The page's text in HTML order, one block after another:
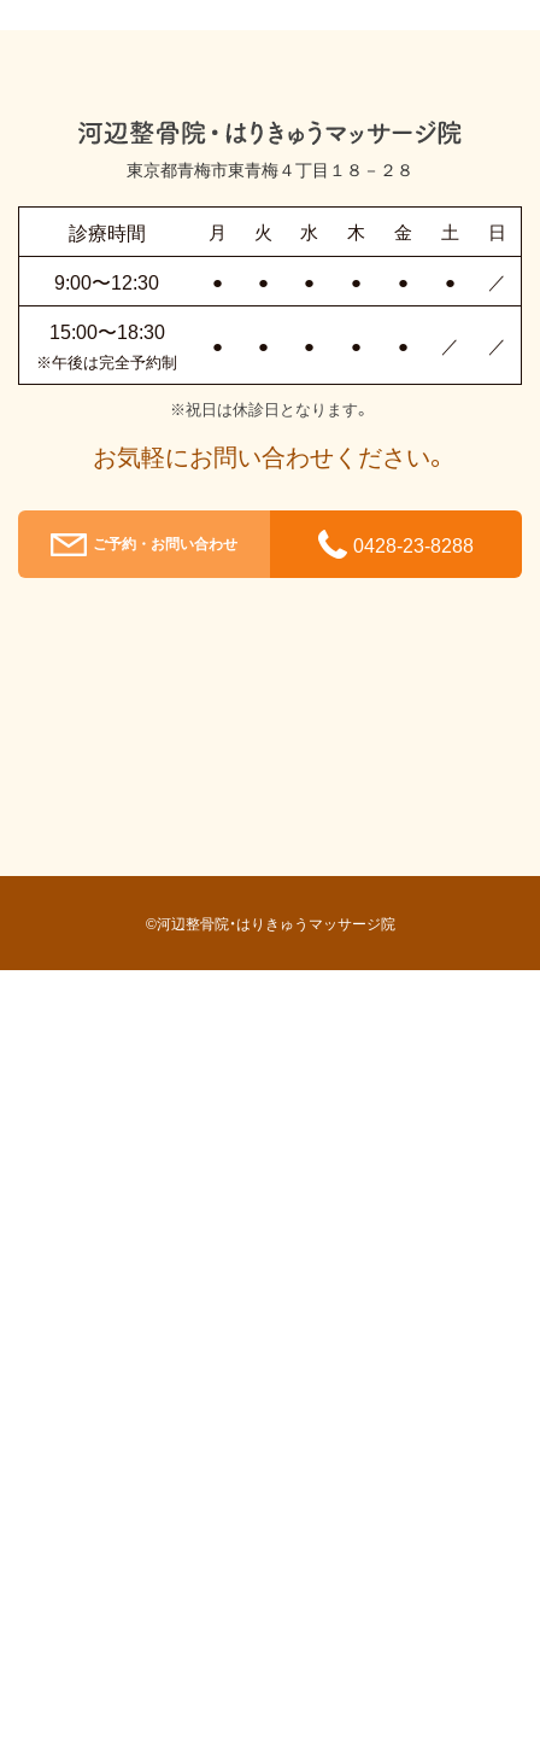
東京都青梅市東青梅４丁目１８－２８
診療時間 月 火 水 木 金 土 日
9:00〜12:30 ● ● ● ● ● ● ／
15:00〜18:30
※午後は完全予約制
● ● ● ● ● ／ ／
※祝日は休診日となります。
お気軽にお問い合わせください。
ご予約・お問い合わせ 0428-23-8288
©河辺整骨院・はりきゅうマッサージ院